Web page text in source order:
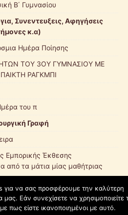
Β΄ Γυμνασίου
Συνεντευξεις, Αφηγήσεις
κ.α)
Ημέρα Ποίησης
ΤΟΥ 3ΟΥ ΓΥΜΝΑΣΙΟΥ ΜΕ
ΡΑΓΚΜΠΙ
του π
Γραφή
Εμπορικής Έκθεσης
από τα μάτια μίας μαθήτριας
για να σας προσφέρουμε την καλύτερη
μας. Εάν συνεχίσετε να χρησιμοποιείτε
πως είστε ικανοποιημένοι με αυτό.